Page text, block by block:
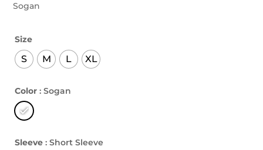
Sogan
Size
S M L XL
Color : Sogan
Sleeve : Short Sleeve